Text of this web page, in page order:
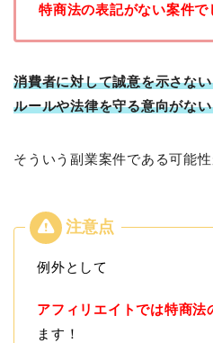
特商法の表記がない案件で
消費者に対して誠意を示さな
ルールや法律を守る意向がな
そういう副業案件である可能性
例外として
アフィリエイトでは特商法
ます！